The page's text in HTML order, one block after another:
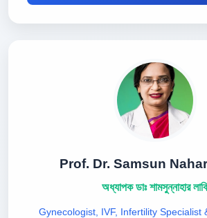
Prof. Dr. Samsun
অধ্যাপক ডাঃ শামসুন্নাহার
Gynecologist, IVF, Infertility Specialist